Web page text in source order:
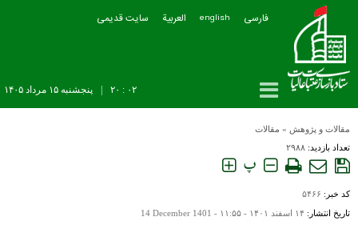
فارسی english العربیة سایت قدیمی
پنجشنبه ۱۵ مرداد ۱۴۰۵ ۰۲ : ۲۰
مقالات و پژوهش » مقالات
تعداد بازدید: ۲۹۸۸
پ
کد خبر: ۵۴۶۶
تاریخ انتشار: ۱۴ اسفند ۱۴۰۱ - ۱۱:۵۵ - 14 December 1401